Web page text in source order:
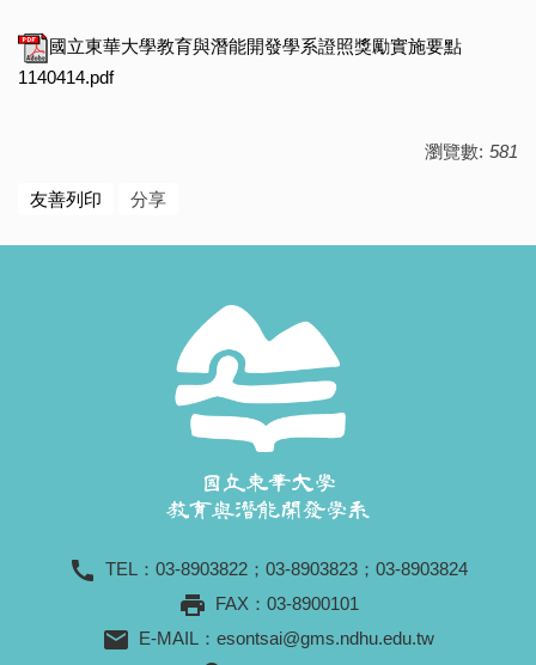
國立東華大學教育與潛能開發學系證照獎勵實施要點
1140414.pdf
瀏覽數: 581
友善列印 分享
call TEL： 03-8903822 ； 03-8903823 ； 03-8903824
print FAX：03-8900101
mail E-MAIL： esontsai@gms.ndhu.edu.tw